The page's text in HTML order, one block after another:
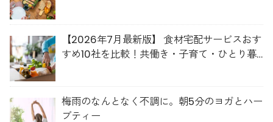
【2026年7月最新版】 食材宅配サービスおす
すめ10社を比較！共働き・子育て・ひとり暮
梅雨のなんとなく不調に。朝5分のヨガとハー
ブティー